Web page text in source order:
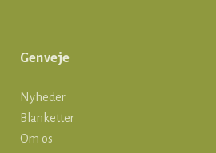
Genveje
Nyheder
Blanketter
Om os